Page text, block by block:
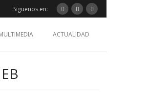
Siguenos en:
ACTUALIDAD